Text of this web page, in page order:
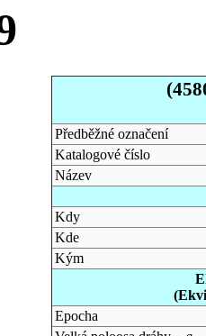
Předběžné označení
Katalogové číslo
Název
Kdy
Kde
Kým
Epocha